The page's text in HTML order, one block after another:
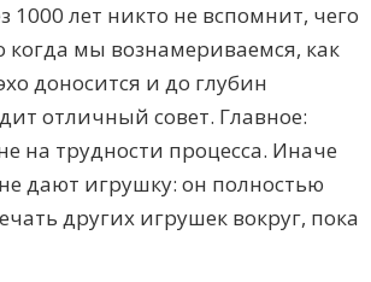
1000 лет никто не вспомнит, чего
мы вознамериваемся, как
доносится и до глубин
отличный совет. Главное:
на трудности процесса. Иначе
дают игрушку: он полностью
других игрушек вокруг, пока